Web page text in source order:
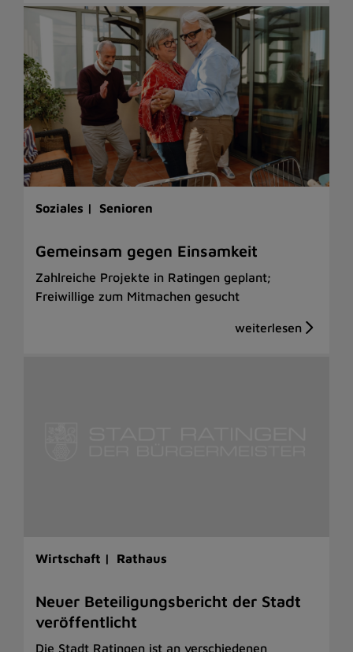
Soziales | Senioren
Gemeinsam gegen Einsamkeit
Zahlreiche Projekte in Ratingen geplant;
Freiwillige zum Mitmachen gesucht
Wirtschaft | Rathaus
Neuer Beteiligungsbericht der Stadt
veröffentlicht
Die Stadt Ratingen ist an verschiedenen